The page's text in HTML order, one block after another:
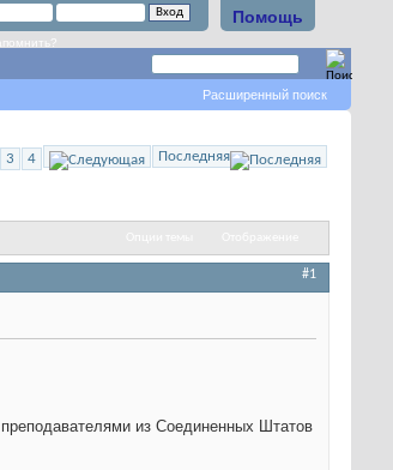
Помощь
Расширенный поиск
3 4 Последняя
#1
из Соединенных Штатов